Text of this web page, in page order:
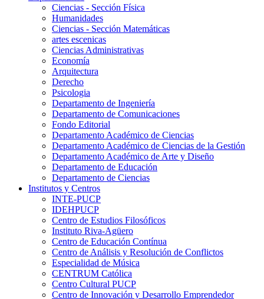
Ciencias - Sección Física
Humanidades
Ciencias - Sección Matemáticas
artes escenicas
Ciencias Administrativas
Economía
Arquitectura
Derecho
Psicologia
Departamento de Ingeniería
Departamento de Comunicaciones
Fondo Editorial
Departamento Académico de Ciencias
Departamento Académico de Ciencias de la Gestión
Departamento Académico de Arte y Diseño
Departamento de Educación
Departamento de Ciencias
Institutos y Centros
INTE-PUCP
IDEHPUCP
Centro de Estudios Filosóficos
Instituto Riva-Agüero
Centro de Educación Contínua
Centro de Análisis y Resolución de Conflictos
Especialidad de Música
CENTRUM Católica
Centro Cultural PUCP
Centro de Innovación y Desarrollo Emprendedor